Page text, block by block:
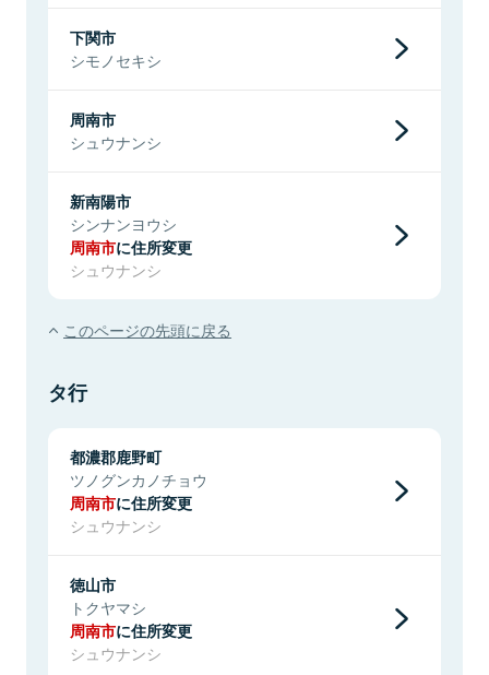
下関市
シモノセキシ
周南市
シュウナンシ
新南陽市
シンナンヨウシ
周南市に住所変更
シュウナンシ
このページの先頭に戻る
タ行
都濃郡鹿野町
ツノグンカノチョウ
周南市に住所変更
シュウナンシ
徳山市
トクヤマシ
周南市に住所変更
シュウナンシ